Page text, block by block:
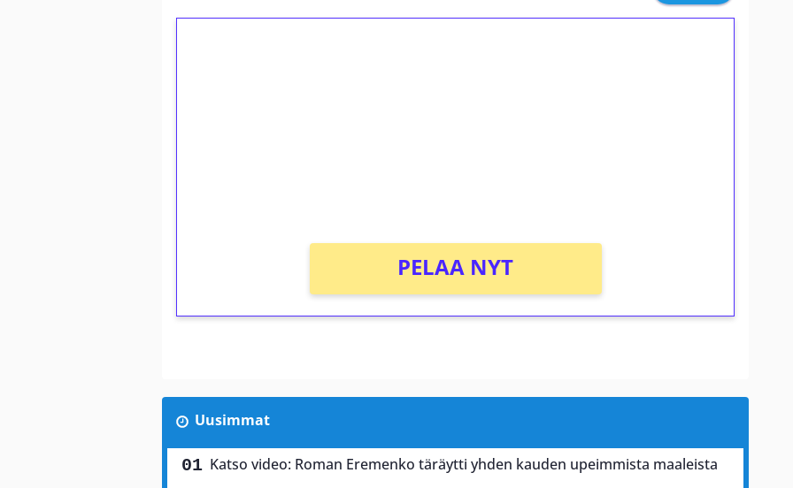
PELAA NYT
Uusimmat
Katso video: Roman Eremenko täräytti yhden kauden upeimmista maaleista